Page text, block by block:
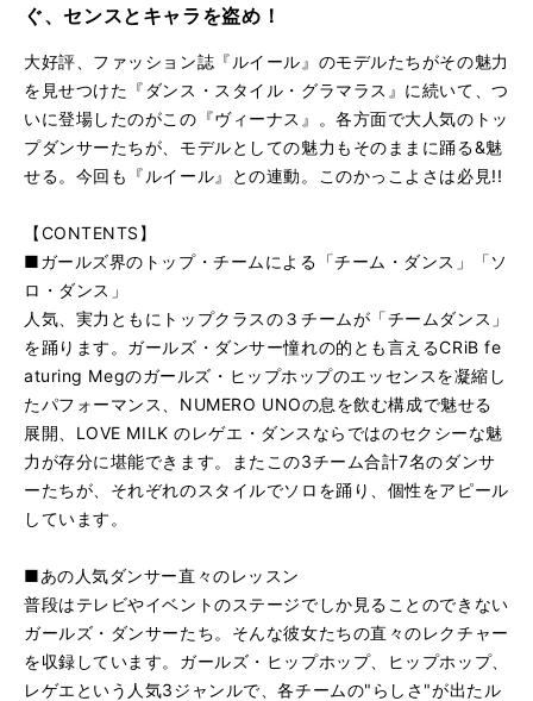
ぐ、センスとキャラを盗め！
大好評、ファッション誌『ルイール』のモデルたちがその魅力
を見せつけた『ダンス・スタイル・グラマラス』に続いて、つ
いに登場したのがこの『ヴィーナス』。各方面で大人気のトッ
プダンサーたちが、モデルとしての魅力もそのままに踊る&魅
せる。今回も『ルイール』との連動。このかっこよさは必見!!
【CONTENTS】
■ガールズ界のトップ・チームによる「チーム・ダンス」「ソ
ロ・ダンス」
人気、実力ともにトップクラスの３チームが「チームダンス」
を踊ります。ガールズ・ダンサー憧れの的とも言えるCRiB fe
aturing Megのガールズ・ヒップホップのエッセンスを凝縮し
たパフォーマンス、NUMERO UNOの息を飲む構成で魅せる
展開、LOVE MILK のレゲエ・ダンスならではのセクシーな魅
力が存分に堪能できます。またこの3チーム合計7名のダンサ
ーたちが、それぞれのスタイルでソロを踊り、個性をアピール
しています。
■あの人気ダンサー直々のレッスン
普段はテレビやイベントのステージでしか見ることのできない
ガールズ・ダンサーたち。そんな彼女たちの直々のレクチャー
を収録しています。ガールズ・ヒップホップ、ヒップホップ、
レゲエという人気3ジャンルで、各チームの"らしさ"が出たル